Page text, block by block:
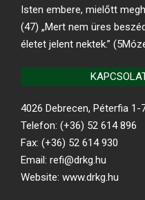
Isten embere, mielőtt
(47) „Mert nem üres
életet jelent nektek.”
4026 Debrecen, Péterfia 1-
Telefon: (+36) 52 614 896
Fax: (+36) 52 614 930
Email: refi@drkg.hu
Website: www.drkg.hu